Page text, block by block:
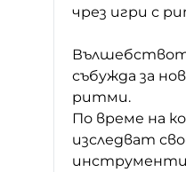
чрез игри с
събужда за
ритми.
По време на
изследват